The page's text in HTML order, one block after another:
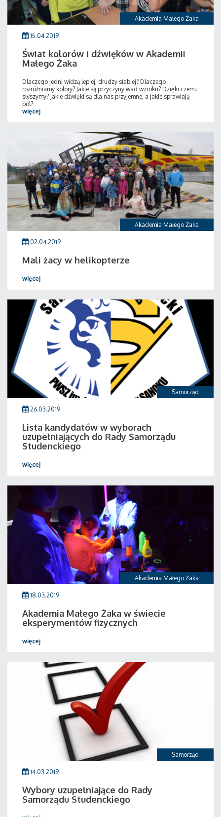
Akademia Małego Żaka
15.04.2019
Świat kolorów i dźwięków w Akademii
Małego Żaka
Dlaczego jedni widzą lepiej, drudzy słabiej? Dlaczego
rozróżniamy kolory? Jakie są przyczyny wad wzroku? Dzięki czemu
słyszymy? Jakie dźwięki są dla nas przyjemne, a jakie sprawiają
ból?
więcej
Akademia Małego Żaka
02.04.2019
Mali żacy w helikopterze
więcej
Samorząd
26.03.2019
Lista kandydatów w wyborach
uzupełniających do Rady Samorządu
Studenckiego
więcej
Akademia Małego Żaka
18.03.2019
Akademia Małego Żaka w świecie
eksperymentów fizycznych
więcej
Samorząd
14.03.2019
Wybory uzupełniające do Rady
Samorządu Studenckiego